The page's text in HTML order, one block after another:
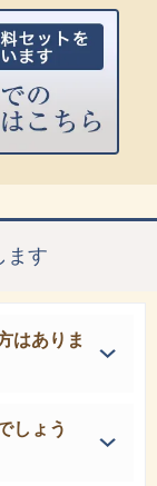
ます
はありま
しょう